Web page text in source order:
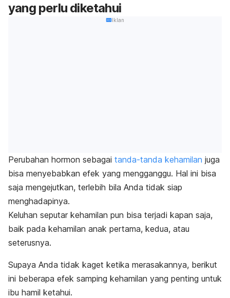
yang perlu diketahui
Iklan
Perubahan hormon sebagai tanda-tanda kehamilan juga
bisa menyebabkan efek yang mengganggu. Hal ini bisa
saja mengejutkan, terlebih bila Anda tidak siap
menghadapinya.
Keluhan seputar kehamilan pun bisa terjadi kapan saja,
baik pada kehamilan anak pertama, kedua, atau
seterusnya.
Supaya Anda tidak kaget ketika merasakannya, berikut
ini beberapa efek samping kehamilan yang penting untuk
ibu hamil ketahui.